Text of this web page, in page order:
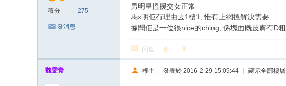
積分 275
發消息
男明星搵援交女正常
馬x明佢冇理由去1樓1, 惟有上網搵解決需要
據聞佢是一位很nice的ching, 係塊面既皮膚有D粗
回復
魏雯青 樓主 | 發表於 2016-2-29 15:09:44 | 顯示全部樓層